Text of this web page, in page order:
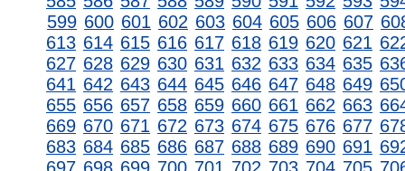
599 600 601 602 603 604 605 606 607
613 614 615 616 617 618 619 620 621
627 628 629 630 631 632 633 634 635
641 642 643 644 645 646 647 648 649
655 656 657 658 659 660 661 662 663
669 670 671 672 673 674 675 676 677
683 684 685 686 687 688 689 690 691